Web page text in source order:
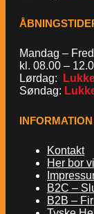
Mandag –
kl. 08.00 –
Lørdag:
Søndag:
INFORMATION
Kontakt
Her bor vi
B2C –
B2B –